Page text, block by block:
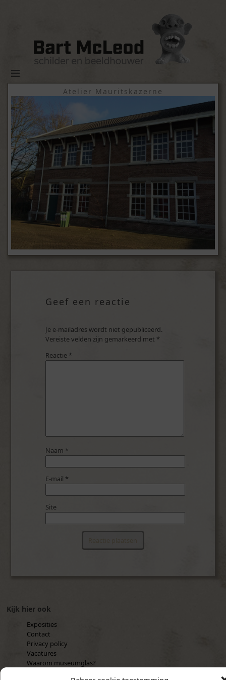
Atelier Mauritskazerne
Geef een reactie
Je e-mailadres wordt niet gepubliceerd.
Vereiste velden zijn gemarkeerd met *
Reactie *
Naam *
E-mail *
Site
Kijk hier ook
Exposities
Contact
Privacy policy
Vacatures
Waarom museumglas?